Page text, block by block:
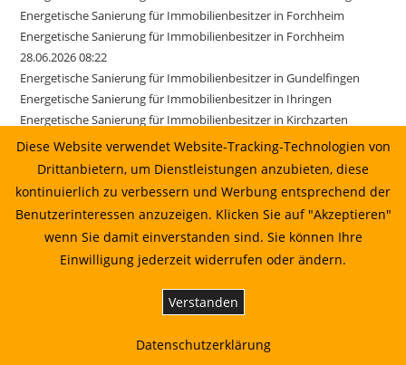
Energetische Sanierung für Immobilienbesitzer in Forchheim
Energetische Sanierung für Immobilienbesitzer in Forchheim
28.06.2026 08:22
Energetische Sanierung für Immobilienbesitzer in Gundelfingen
Energetische Sanierung für Immobilienbesitzer in Ihringen
Energetische Sanierung für Immobilienbesitzer in Kirchzarten
Energetische Sanierung für Immobilienbesitzer in March
Energetische Sanierung für Immobilienbesitzer in March 17.06.2026
Energetische Sanierung für Immobilienbesitzer in Merzhausen
Energetische Sanierung für Immobilienbesitzer in Reute
Energetische Sanierung für Immobilienbesitzer in Sexau
Energetische Sanierung für Immobilienbesitzer in Sölden
Energetische Sanierung für Immobilienbesitzer in Stegen
Energetische Sanierung für Immobilienbesitzer in Weisweil
Energetische Sanierung in Bahlingen am Kaiserstuhl: Planung,
Diese Website verwendet Website-Tracking-Technologien von
Drittanbietern, um Dienstleistungen anzubieten, diese
kontinuierlich zu verbessern und Werbung entsprechend der
Benutzerinteressen anzuzeigen. Klicken Sie auf "Akzeptieren"
wenn Sie damit einverstanden sind. Sie können Ihre
Einwilligung jederzeit widerrufen oder ändern.
Verstanden
Datenschutzerklärung